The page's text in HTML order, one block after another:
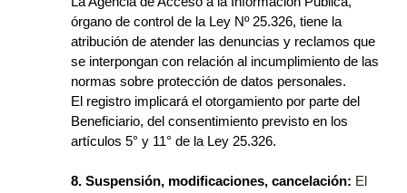
órgano de control de la Ley Nº 25.326, tiene la
atribución de atender las denuncias y reclamos que
se interpongan con relación al incumplimiento de las
normas sobre protección de datos personales.
El registro implicará el otorgamiento por parte del
Beneficiario, del consentimiento previsto en los
artículos 5° y 11° de la Ley 25.326.
8. Suspensión, modificaciones, cancelación: El